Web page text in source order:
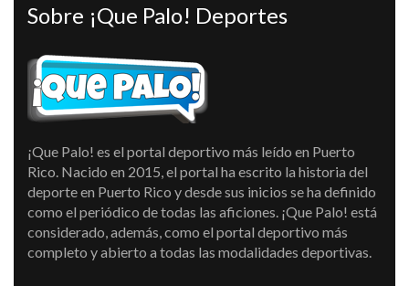
Sobre ¡Que Palo! Deportes
¡Que Palo! es el portal deportivo más leído en Puerto
Rico. Nacido en 2015, el portal ha escrito la historia del
deporte en Puerto Rico y desde sus inicios se ha definido
como el periódico de todas las aficiones. ¡Que Palo! está
considerado, además, como el portal deportivo más
completo y abierto a todas las modalidades deportivas.